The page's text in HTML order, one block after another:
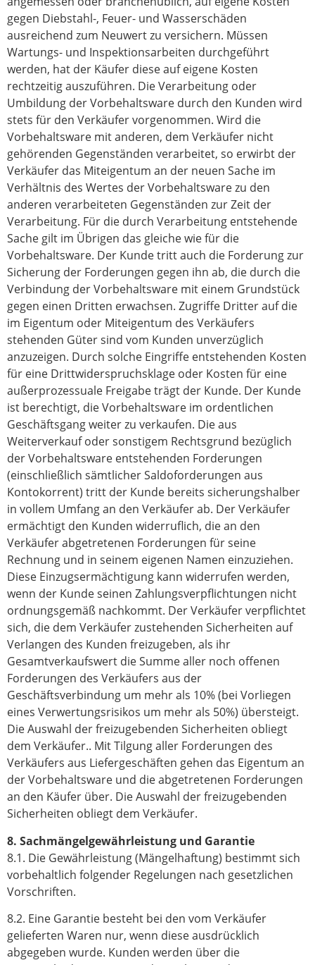
gegen Diebstahl-, Feuer- und Wasserschäden
ausreichend zum Neuwert zu versichern. Müssen
Wartungs- und Inspektionsarbeiten durchgeführt
werden, hat der Käufer diese auf eigene Kosten
rechtzeitig auszuführen. Die Verarbeitung oder
Umbildung der Vorbehaltsware durch den Kunden wird
stets für den Verkäufer vorgenommen. Wird die
Vorbehaltsware mit anderen, dem Verkäufer nicht
gehörenden Gegenständen verarbeitet, so erwirbt der
Verkäufer das Miteigentum an der neuen Sache im
Verhältnis des Wertes der Vorbehaltsware zu den
anderen verarbeiteten Gegenständen zur Zeit der
Verarbeitung. Für die durch Verarbeitung entstehende
Sache gilt im Übrigen das gleiche wie für die
Vorbehaltsware. Der Kunde tritt auch die Forderung zur
Sicherung der Forderungen gegen ihn ab, die durch die
Verbindung der Vorbehaltsware mit einem Grundstück
gegen einen Dritten erwachsen. Zugriffe Dritter auf die
im Eigentum oder Miteigentum des Verkäufers
stehenden Güter sind vom Kunden unverzüglich
anzuzeigen. Durch solche Eingriffe entstehenden Kosten
für eine Drittwiderspruchsklage oder Kosten für eine
außerprozessuale Freigabe trägt der Kunde. Der Kunde
ist berechtigt, die Vorbehaltsware im ordentlichen
Geschäftsgang weiter zu verkaufen. Die aus
Weiterverkauf oder sonstigem Rechtsgrund bezüglich
der Vorbehaltsware entstehenden Forderungen
(einschließlich sämtlicher Saldoforderungen aus
Kontokorrent) tritt der Kunde bereits sicherungshalber
in vollem Umfang an den Verkäufer ab. Der Verkäufer
ermächtigt den Kunden widerruflich, die an den
Verkäufer abgetretenen Forderungen für seine
Rechnung und in seinem eigenen Namen einzuziehen.
Diese Einzugsermächtigung kann widerrufen werden,
wenn der Kunde seinen Zahlungsverpflichtungen nicht
ordnungsgemäß nachkommt. Der Verkäufer verpflichtet
sich, die dem Verkäufer zustehenden Sicherheiten auf
Verlangen des Kunden freizugeben, als ihr
Gesamtverkaufswert die Summe aller noch offenen
Forderungen des Verkäufers aus der
Geschäftsverbindung um mehr als 10% (bei Vorliegen
eines Verwertungsrisikos um mehr als 50%) übersteigt.
Die Auswahl der freizugebenden Sicherheiten obliegt
dem Verkäufer.. Mit Tilgung aller Forderungen des
Verkäufers aus Liefergeschäften gehen das Eigentum an
der Vorbehaltsware und die abgetretenen Forderungen
an den Käufer über. Die Auswahl der freizugebenden
Sicherheiten obliegt dem Verkäufer.
8. Sachmängelgewährleistung und Garantie
8.1. Die Gewährleistung (Mängelhaftung) bestimmt sich
vorbehaltlich folgender Regelungen nach gesetzlichen
Vorschriften.
8.2. Eine Garantie besteht bei den vom Verkäufer
gelieferten Waren nur, wenn diese ausdrücklich
abgegeben wurde. Kunden werden über die